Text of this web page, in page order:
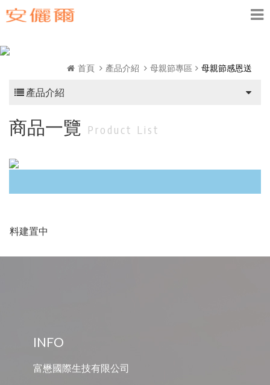
首頁 產品介紹 母親節專區 母親節感恩送
產品介紹
商品一覽 Product List
資料建置中
INFO
富懋國際生技有限公司